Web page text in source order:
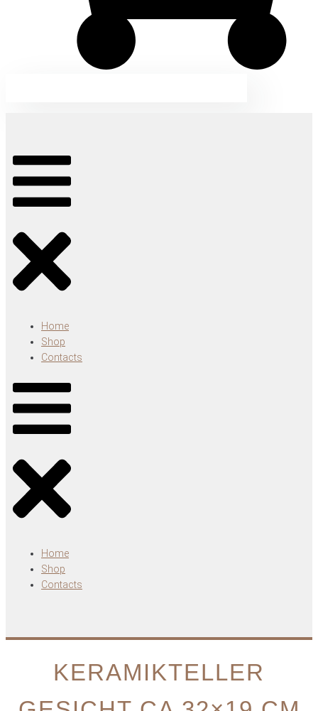
Home
Shop
Contacts
Home
Shop
Contacts
KERAMIKTELLER